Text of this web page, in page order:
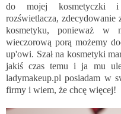
do mojej kosmetyczki i
rozświetlacza, zdecydowanie
kosmetyku, ponieważ w
wieczorową porą możemy
up'owi. Szał na kosmetyki
jakiś czas temu i ja mu
ladymakeup.pl posiadam w
firmy i wiem, że chcę więcej!